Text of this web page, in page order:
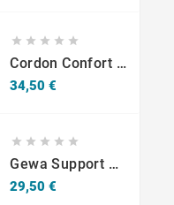
    
Cordon Confort Sax -S10SH Mousqueton - Adultes
34,50 €
    
Gewa Support Pour Tablette Universel 10.1-14"
29,50 €